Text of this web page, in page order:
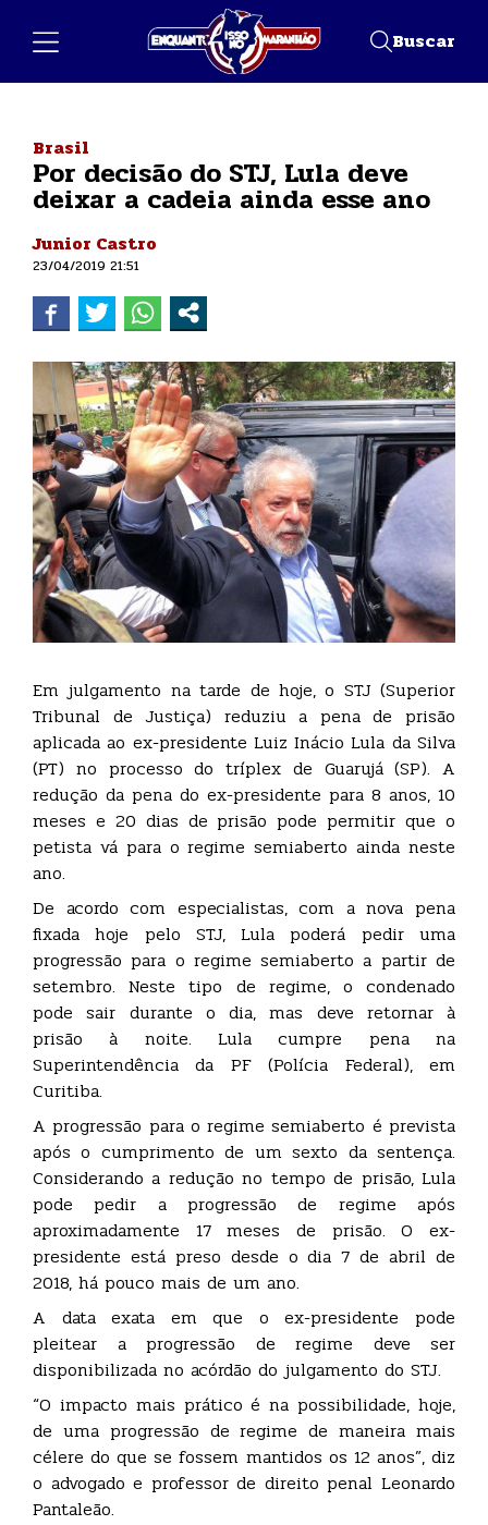
Buscar
Brasil
Por decisão do STJ, Lula deve
deixar a cadeia ainda esse ano
Junior Castro
23/04/2019 21:51
Em julgamento na tarde de hoje, o STJ (Superior
Tribunal de Justiça) reduziu a pena de prisão
aplicada ao ex-presidente Luiz Inácio Lula da Silva
(PT) no processo do tríplex de Guarujá (SP). A
redução da pena do ex-presidente para 8 anos, 10
meses e 20 dias de prisão pode permitir que o
petista vá para o regime semiaberto ainda neste
ano.
De acordo com especialistas, com a nova pena
fixada hoje pelo STJ, Lula poderá pedir uma
progressão para o regime semiaberto a partir de
setembro. Neste tipo de regime, o condenado
pode sair durante o dia, mas deve retornar à
prisão à noite. Lula cumpre pena na
Superintendência da PF (Polícia Federal), em
Curitiba.
A progressão para o regime semiaberto é prevista
após o cumprimento de um sexto da sentença.
Considerando a redução no tempo de prisão, Lula
pode pedir a progressão de regime após
aproximadamente 17 meses de prisão. O ex-
presidente está preso desde o dia 7 de abril de
2018, há pouco mais de um ano.
A data exata em que o ex-presidente pode
pleitear a progressão de regime deve ser
disponibilizada no acórdão do julgamento do STJ.
“O impacto mais prático é na possibilidade, hoje,
de uma progressão de regime de maneira mais
célere do que se fossem mantidos os 12 anos”, diz
o advogado e professor de direito penal Leonardo
Pantaleão.